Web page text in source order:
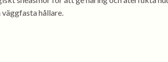
hållare.